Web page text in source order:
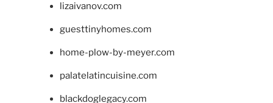
lizaivanov.com
guesttinyhomes.com
home-plow-by-meyer.com
palatelatincuisine.com
blackdoglegacy.com